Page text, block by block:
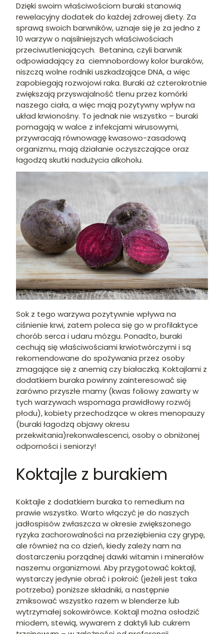
Dzięki swoim właściwościom buraki stanowią
rewelacyjny dodatek do każdej zdrowej diety. Za
sprawą swoich barwników, uznaje się je za jedno z
10 warzyw o najsilniejszych właściwościach
przeciwutleniających. Betanina, czyli barwnik
odpowiadający za ciemnobordowy kolor buraków,
niszczą wolne rodniki uszkadzające DNA, a więc
zapobiegają rozwojowi raka. Buraki aż czterokrotnie
zwiększają przyswajalność tlenu przez komórki
naszego ciała, a więc mają pozytywny wpływ na
układ krwionośny. To jednak nie wszystko – buraki
pomagają w walce z infekcjami wirusowymi,
przywracają równowagę kwasowo-zasadową
organizmu, mają działanie oczyszczające oraz
łagodzą skutki nadużycia alkoholu.
Sok z tego warzywa pozytywnie wpływa na
ciśnienie krwi, zatem poleca się go w profilaktyce
chorób serca i udaru mózgu. Ponadto, buraki
cechują się właściwościami krwiotwórczymi i są
rekomendowane do spożywania przez osoby
zmagające się z anemią czy białaczką. Koktajlami z
dodatkiem buraka powinny zainteresować się
zarówno przyszłe mamy (kwas foliowy zawarty w
tych warzywach wspomaga prawidłowy rozwój
płodu), kobiety przechodzące w okres menopauzy
(buraki łagodzą objawy okresu
przekwitania)rekonwalescenci, osoby o obniżonej
odporności i seniorzy!
Koktajle z burakiem
Koktajle z dodatkiem buraka to remedium na
prawie wszystko. Warto włączyć je do naszych
jadłospisów zwłaszcza w okresie zwiększonego
ryzyka zachorowalności na przeziębienia czy grypę,
ale również na co dzień, kiedy zależy nam na
dostarczeniu porządnej dawki witamin i minerałów
naszemu organizmowi. Aby przygotować koktajl,
wystarczy jedynie obrać i pokroić (jeżeli jest taka
potrzeba) poniższe składniki, a następnie
zmiksować wszystko razem w blenderze lub
wytrzymałej sokowirówce. Koktajl można osłodzić
miodem, stewią, wywarem z daktyli lub cukrem